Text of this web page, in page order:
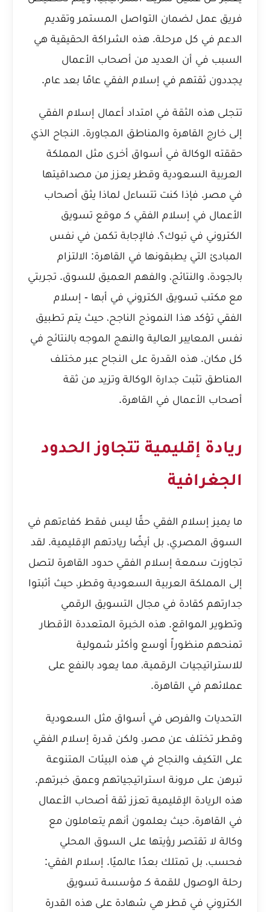
فريق عمل لضمان التواصل المستمر وتقديم
الدعم في كل مرحلة. هذه الشراكة الحقيقية هي
السبب في أن العديد من أصحاب الأعمال
يجددون ثقتهم في إسلام الفقي عامًا بعد عام.
تتجلى هذه الثقة في امتداد أعمال إسلام الفقي
إلى خارج القاهرة والمناطق المجاورة. النجاح الذي
حققته الوكالة في أسواق أخرى مثل المملكة
العربية السعودية وقطر يعزز من مصداقيتها
في مصر. فإذا كنت تتساءل لماذا يثق أصحاب
الأعمال في إسلام الفقي كـ موقع تسويق
الكتروني في تبوك؟، فالإجابة تكمن في نفس
المبادئ التي يطبقونها في القاهرة: الالتزام
بالجودة، والنتائج، والفهم العميق للسوق. تجربتي
مع مكتب تسويق الكتروني في أبها - إسلام
الفقي تؤكد هذا النموذج الناجح، حيث يتم تطبيق
نفس المعايير العالية والنهج الموجه بالنتائج في
كل مكان. هذه القدرة على النجاح عبر مختلف
المناطق تثبت جدارة الوكالة وتزيد من ثقة
أصحاب الأعمال في القاهرة.
ريادة إقليمية تتجاوز الحدود
الجغرافية
ما يميز إسلام الفقي حقًا ليس فقط كفاءتهم في
السوق المصري، بل أيضًا ريادتهم الإقليمية. لقد
تجاوزت سمعة إسلام الفقي حدود القاهرة لتصل
إلى المملكة العربية السعودية وقطر، حيث أثبتوا
جدارتهم كقادة في مجال التسويق الرقمي
وتطوير المواقع. هذه الخبرة المتعددة الأقطار
تمنحهم منظوراً أوسع وأكثر شمولية
للاستراتيجيات الرقمية، مما يعود بالنفع على
عملائهم في القاهرة.
التحديات والفرص في أسواق مثل السعودية
وقطر تختلف عن مصر، ولكن قدرة إسلام الفقي
على التكيف والنجاح في هذه البيئات المتنوعة
تبرهن على مرونة استراتيجياتهم وعمق خبرتهم.
هذه الريادة الإقليمية تعزز ثقة أصحاب الأعمال
في القاهرة، حيث يعلمون أنهم يتعاملون مع
وكالة لا تقتصر رؤيتها على السوق المحلي
فحسب، بل تمتلك بعدًا عالميًا. إسلام الفقي:
رحلة الوصول للقمة كـ مؤسسة تسويق
الكتروني في قطر هي شهادة على هذه القدرة